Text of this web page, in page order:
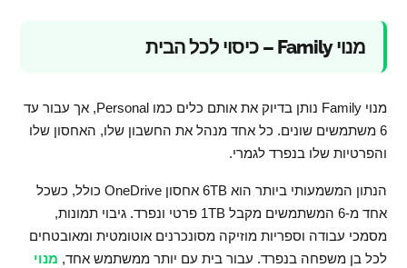
מנוי Family – כיסוי לכל הבית
מנוי Family נותן בדיוק את אותם כלים כמו Personal, אך עבור עד
6 משתמשים שונים. כל אחד מנהל את החשבון שלו, האחסון שלו
והפרטיות שלו בנפרד לגמרי.
הנתון המשמעותי ביותר הוא 6TB אחסון OneDrive כולל, כשכל
אחד מ-6 המשתמשים מקבל 1TB פרטי ונפרד. גיבוי תמונות,
מסמכי עבודה וספריות מוזיקה מסונכרנים אוטומטית ומאובטחים
לכל בן משפחה בנפרד. עבור בית עם יותר ממשתמש אחד, מנוי